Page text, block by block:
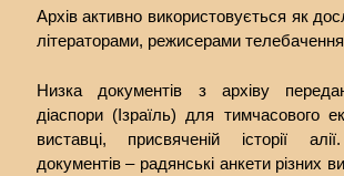
Архів активно використовується як
літераторами, режисерами
Низка документів з архіву
діаспори (Ізраїль) для тимчасового
виставці, присвяченій історії
документів – радянські анкети різних